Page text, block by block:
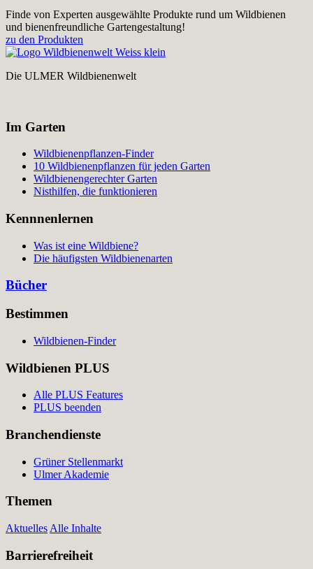
Finde von Experten ausgewählte Produkte rund um Wildbienen
und bienenfreundliche Gartengestaltung!
zu den Produkten
Die ULMER Wildbienenwelt
Im Garten
Wildbienenpflanzen-Finder
10 Wildbienenpflanzen für jeden Garten
Wildbienengerechter Garten
Nisthilfen, die funktionieren
Kennnenlernen
Was ist eine Wildbiene?
Die häufigsten Wildbienenarten
Bücher
Bestimmen
Wildbienen-Finder
Wildbienen PLUS
Alle PLUS Features
PLUS beenden
Branchendienste
Grüner Stellenmarkt
Ulmer Akademie
Themen
Aktuelles Alle Inhalte
Barrierefreiheit